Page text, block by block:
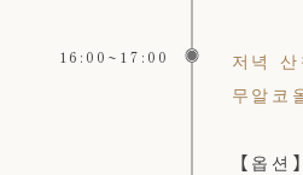
16:00~17:00
저녁
무알코
【옵션】